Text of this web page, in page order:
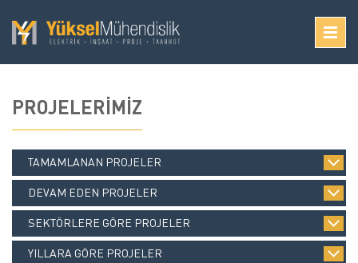
PROJELERİMİZ
TAMAMLANAN PROJELER
DEVAM EDEN PROJELER
SEKTÖRLERE GÖRE PROJELER
YILLARA GÖRE PROJELER